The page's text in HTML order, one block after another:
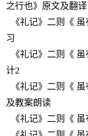
之行也》原文及翻译
《礼记》二则《
习
《礼记》二则《
计2
《礼记》二则《
及教案朗读
《礼记》二则《